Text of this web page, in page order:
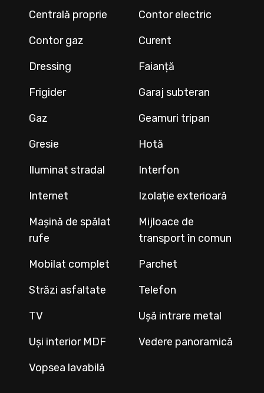
Centrală proprie
Contor electric
Contor gaz
Curent
Dressing
Faianță
Frigider
Garaj subteran
Gaz
Geamuri tripan
Gresie
Hotă
Iluminat stradal
Interfon
Internet
Izolație exterioară
Mașină de spălat
rufe
Mijloace de
transport în comun
Mobilat complet
Parchet
Străzi asfaltate
Telefon
TV
Ușă intrare metal
Uși interior MDF
Vedere panoramică
Vopsea lavabilă